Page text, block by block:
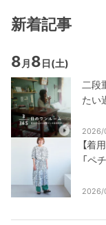
新着記事
8 月8日(土)
二段
たい
2026/
【着
「ペ
2026/